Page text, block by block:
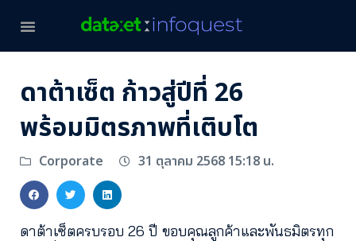
ดาต้าเซ็ต ก้าวสู่ปีที่ 26
พร้อมมิตรภาพที่เติบโต
Corporate 31 ตุลาคม 2568 15:18 น.
ดาต้าเซ็ตครบรอบ 26 ปี ขอบคุณลูกค้าและพันธมิตรทุก